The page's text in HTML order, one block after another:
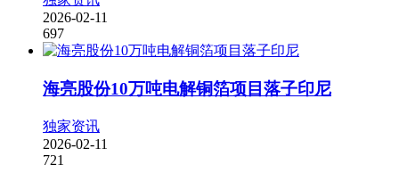
2026-02-11
697
海亮股份10万吨电解铜箔项目落子印尼
独家资讯
2026-02-11
721